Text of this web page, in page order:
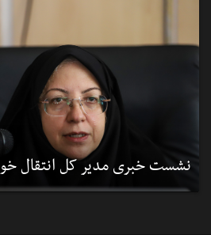
نشست خبری مدیر کل انتقال